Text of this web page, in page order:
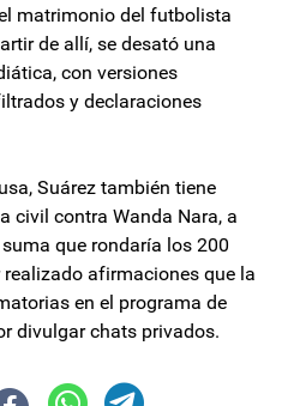
matrimonio del futbolista
de allí, se desató una
con versiones
y declaraciones
Suárez también tiene
civil contra Wanda Nara, a
que rondaría los 200
afirmaciones que la
en el programa de
divulgar chats privados.